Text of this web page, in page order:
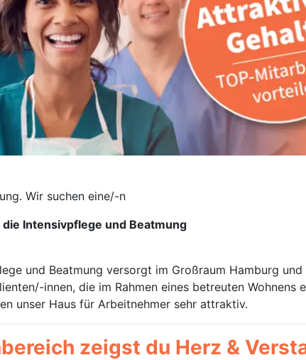
Wir suchen eine/-n
Intensivpflege und Beatmung
und Beatmung versorgt im Großraum Hamburg
innen, die im Rahmen eines betreuten
unser Haus für Arbeitnehmer sehr attraktiv.
zeigst du Herz &